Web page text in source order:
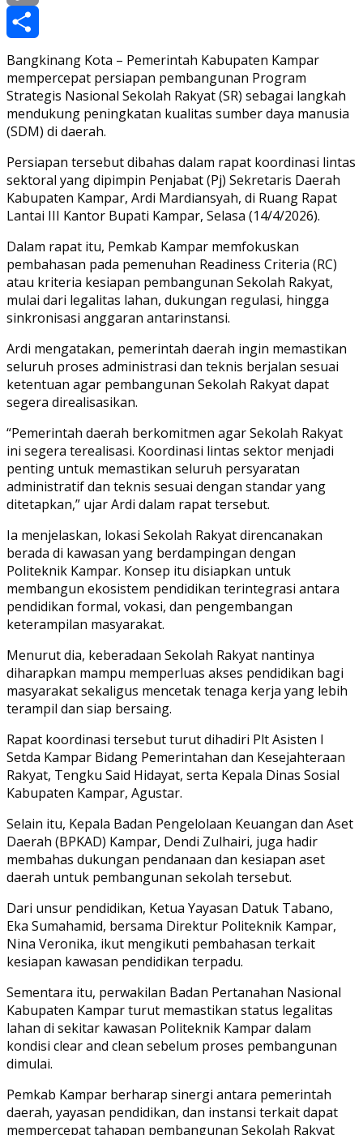
Copy
Link
Share
Bangkinang Kota – Pemerintah Kabupaten Kampar
mempercepat persiapan pembangunan Program
Strategis Nasional Sekolah Rakyat (SR) sebagai langkah
mendukung peningkatan kualitas sumber daya manusia
(SDM) di daerah.
Persiapan tersebut dibahas dalam rapat koordinasi lintas
sektoral yang dipimpin Penjabat (Pj) Sekretaris Daerah
Kabupaten Kampar, Ardi Mardiansyah, di Ruang Rapat
Lantai III Kantor Bupati Kampar, Selasa (14/4/2026).
Dalam rapat itu, Pemkab Kampar memfokuskan
pembahasan pada pemenuhan Readiness Criteria (RC)
atau kriteria kesiapan pembangunan Sekolah Rakyat,
mulai dari legalitas lahan, dukungan regulasi, hingga
sinkronisasi anggaran antarinstansi.
Ardi mengatakan, pemerintah daerah ingin memastikan
seluruh proses administrasi dan teknis berjalan sesuai
ketentuan agar pembangunan Sekolah Rakyat dapat
segera direalisasikan.
“Pemerintah daerah berkomitmen agar Sekolah Rakyat
ini segera terealisasi. Koordinasi lintas sektor menjadi
penting untuk memastikan seluruh persyaratan
administratif dan teknis sesuai dengan standar yang
ditetapkan,” ujar Ardi dalam rapat tersebut.
Ia menjelaskan, lokasi Sekolah Rakyat direncanakan
berada di kawasan yang berdampingan dengan
Politeknik Kampar. Konsep itu disiapkan untuk
membangun ekosistem pendidikan terintegrasi antara
pendidikan formal, vokasi, dan pengembangan
keterampilan masyarakat.
Menurut dia, keberadaan Sekolah Rakyat nantinya
diharapkan mampu memperluas akses pendidikan bagi
masyarakat sekaligus mencetak tenaga kerja yang lebih
terampil dan siap bersaing.
Rapat koordinasi tersebut turut dihadiri Plt Asisten I
Setda Kampar Bidang Pemerintahan dan Kesejahteraan
Rakyat, Tengku Said Hidayat, serta Kepala Dinas Sosial
Kabupaten Kampar, Agustar.
Selain itu, Kepala Badan Pengelolaan Keuangan dan Aset
Daerah (BPKAD) Kampar, Dendi Zulhairi, juga hadir
membahas dukungan pendanaan dan kesiapan aset
daerah untuk pembangunan sekolah tersebut.
Dari unsur pendidikan, Ketua Yayasan Datuk Tabano,
Eka Sumahamid, bersama Direktur Politeknik Kampar,
Nina Veronika, ikut mengikuti pembahasan terkait
kesiapan kawasan pendidikan terpadu.
Sementara itu, perwakilan Badan Pertanahan Nasional
Kabupaten Kampar turut memastikan status legalitas
lahan di sekitar kawasan Politeknik Kampar dalam
kondisi clear and clean sebelum proses pembangunan
dimulai.
Pemkab Kampar berharap sinergi antara pemerintah
daerah, yayasan pendidikan, dan instansi terkait dapat
mempercepat tahapan pembangunan Sekolah Rakyat